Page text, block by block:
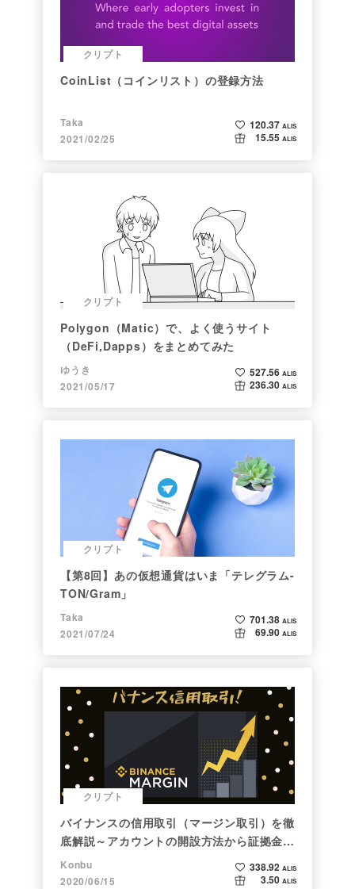
クリプト
CoinList（コインリスト）の登録方法
Taka
2021/02/25
120.37 ALIS
15.55 ALIS
クリプト
Polygon（Matic）で、よく使うサイト
（DeFi,Dapps）をまとめてみた
ゆうき
2021/05/17
527.56 ALIS
236.30 ALIS
クリプト
【第8回】あの仮想通貨はいま「テレグラム-
TON/Gram」
Taka
2021/07/24
701.38 ALIS
69.90 ALIS
クリプト
バイナンスの信用取引（マージン取引）を徹
底解説～アカウントの開設方法から証拠金計
算例まで～
Konbu
2020/06/15
338.92 ALIS
3.50 ALIS